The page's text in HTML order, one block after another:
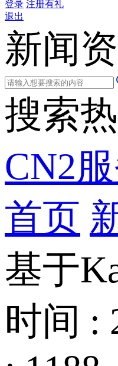
登录 注册有礼
退出
新闻
搜索
CN2
首页
基于
时间 :